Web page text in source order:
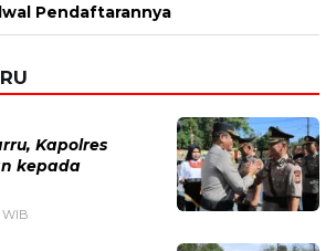
dan situs web saya pada peramban ini
berikutnya.